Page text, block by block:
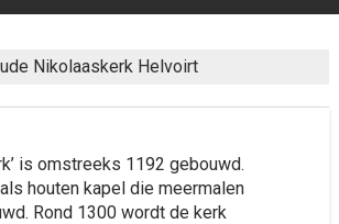
Nikolaaskerk Helvoirt
is omstreeks 1192 gebouwd.
houten kapel die meermalen
Rond 1300 wordt de kerk